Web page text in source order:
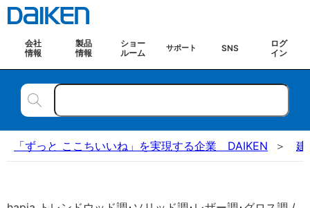
会社
情報
製品
情報
ショー
ルーム
サポート SNS
ログ
イン
「ずっと ここちいいね」を実現する企業 DAIKEN 建